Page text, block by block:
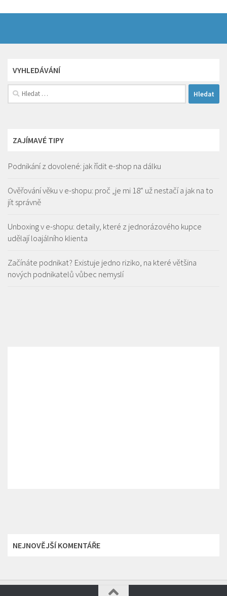
VYHLEDÁVÁNÍ
Vyhledávání
ZAJÍMAVÉ TIPY
Podnikání z dovolené: jak řídit e-shop na dálku
Ověřování věku v e-shopu: proč „je mi 18“ už nestačí a jak na to
jít správně
Unboxing v e-shopu: detaily, které z jednorázového kupce
udělají loajálního klienta
Začínáte podnikat? Existuje jedno riziko, na které většina
nových podnikatelů vůbec nemyslí
NEJNOVĚJŠÍ KOMENTÁŘE